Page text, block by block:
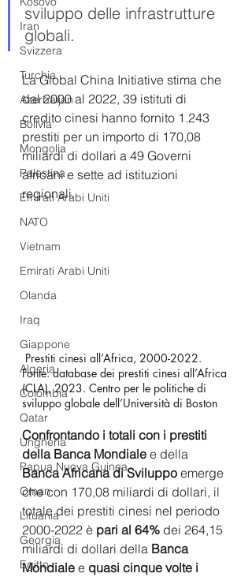
Iran
Svizzera
Turchia
Azerbaijan
Bolivia
Mongolia
Palestina
Emirati Arabi Uniti
NATO
Vietnam
Emirati Arabi Uniti
Olanda
Iraq
Giappone
Algeria
Colombia
Qatar
Ungheria
Papua Nuova Guinea
Oman
Lituania
Georgia
Egitto
sviluppo delle infrastrutture
globali.
La Global China Initiative stima che
dal 2000 al 2022, 39 istituti di
credito cinesi hanno fornito 1.243
prestiti per un importo di 170,08
miliardi di dollari a 49 Governi
africani e sette ad istituzioni
regionali.
Fonte: database dei prestiti cinesi all’Africa
(CLA), 2023. Centro per le politiche di
sviluppo globale dell’Università di Boston
Confrontando i totali con i prestiti
della Banca Mondiale e della
Banca Africana di Sviluppo emerge
che con 170,08 miliardi di dollari, il
totale dei prestiti cinesi nel periodo
2000-2022 è pari al 64% dei 264,15
miliardi di dollari della Banca
Mondiale e quasi cinque volte i